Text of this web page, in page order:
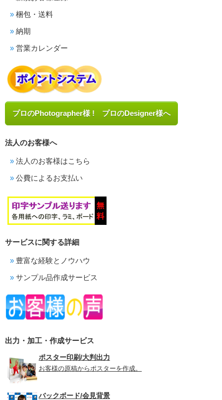
梱包・送料
納期
営業カレンダー
プロのPhotographer様 ! プロのDesigner様へ
法人のお客様へ
法人のお客様はこちら
公費によるお支払い
サービスに関する詳細
豊富な経験とノウハウ
サンプル品作成サービス
出力・加工・作成サービス
ポスター印刷/大判出力
お客様の原稿からポスターを作成。
バックボード/会見背景